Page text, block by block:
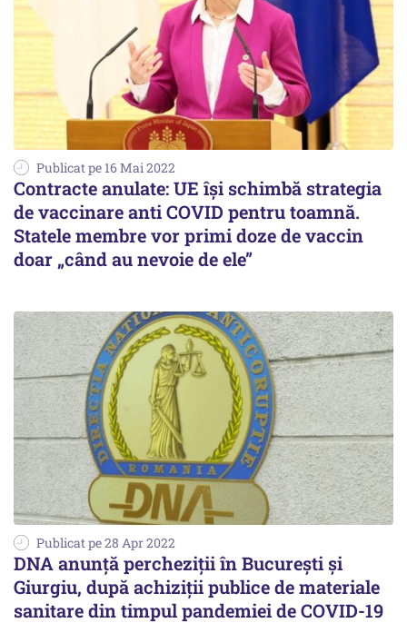
Publicat pe 16 Mai 2022
Contracte anulate: UE își schimbă strategia
de vaccinare anti COVID pentru toamnă.
Statele membre vor primi doze de vaccin
doar „când au nevoie de ele”
Publicat pe 28 Apr 2022
DNA anunță percheziții în București și
Giurgiu, după achiziții publice de materiale
sanitare din timpul pandemiei de COVID-19